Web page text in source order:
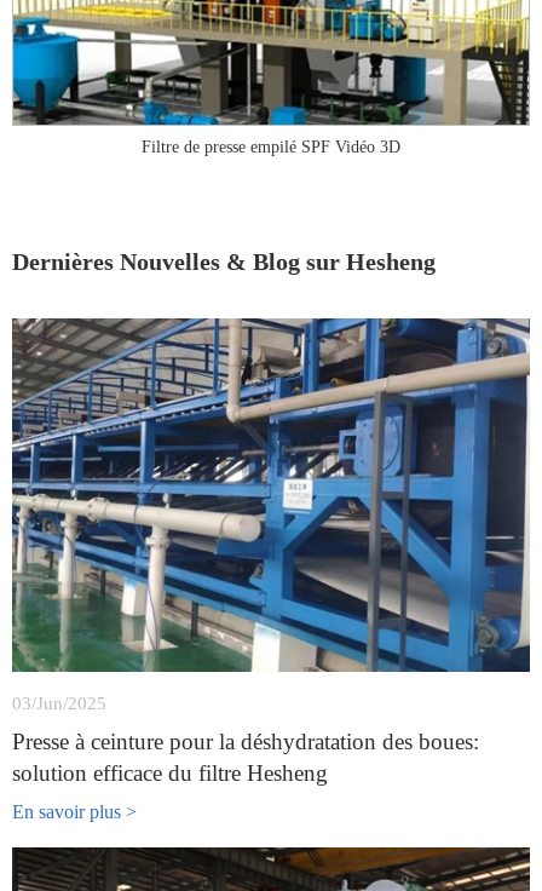
Filtre de presse empilé SPF Vidéo 3D
Dernières Nouvelles & Blog sur Hesheng
03/Jun/2025
Presse à ceinture pour la déshydratation des boues:
solution efficace du filtre Hesheng
En savoir plus >